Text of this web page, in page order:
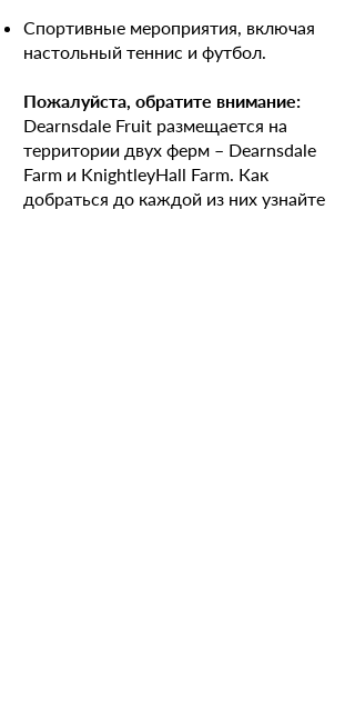
Спортивные мероприятия, включая
настольный теннис и футбол.
Пожалуйста, обратите внимание:
Dearnsdale Fruit размещается на
территории двух ферм – Dearnsdale
Farm и KnightleyHall Farm. Как
добраться до каждой из них узнайте